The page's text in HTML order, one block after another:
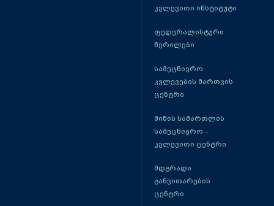
კვლევითი ინსტიტუტი
ფედერალისტური
წერილები
სამეცნიერო
კვლევების მართვის
ცენტრი
მიწის სამართლის
სამეცნიერო -
კვლევითი ცენტრი
მდგრადი
განვითარების
ცენტრი